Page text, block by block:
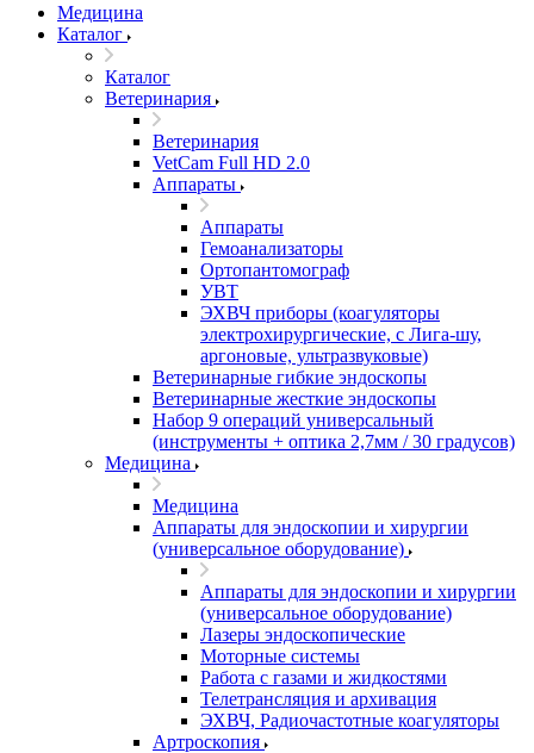
Медицина
Каталог
Каталог
Ветеринария
Ветеринария
VetCam Full HD 2.0
Аппараты
Аппараты
Гемоанализаторы
Ортопантомограф
УВТ
ЭХВЧ приборы (коагуляторы
электрохирургические, с Лига-шу,
аргоновые, ультразвуковые)
Ветеринарные гибкие эндоскопы
Ветеринарные жесткие эндоскопы
Набор 9 операций универсальный
(инструменты + оптика 2,7мм / 30 градусов)
Медицина
Медицина
Аппараты для эндоскопии и хирургии
(универсальное оборудование)
Аппараты для эндоскопии и хирургии
(универсальное оборудование)
Лазеры эндоскопические
Моторные системы
Работа с газами и жидкостями
Телетрансляция и архивация
ЭХВЧ, Радиочастотные коагуляторы
Артроскопия